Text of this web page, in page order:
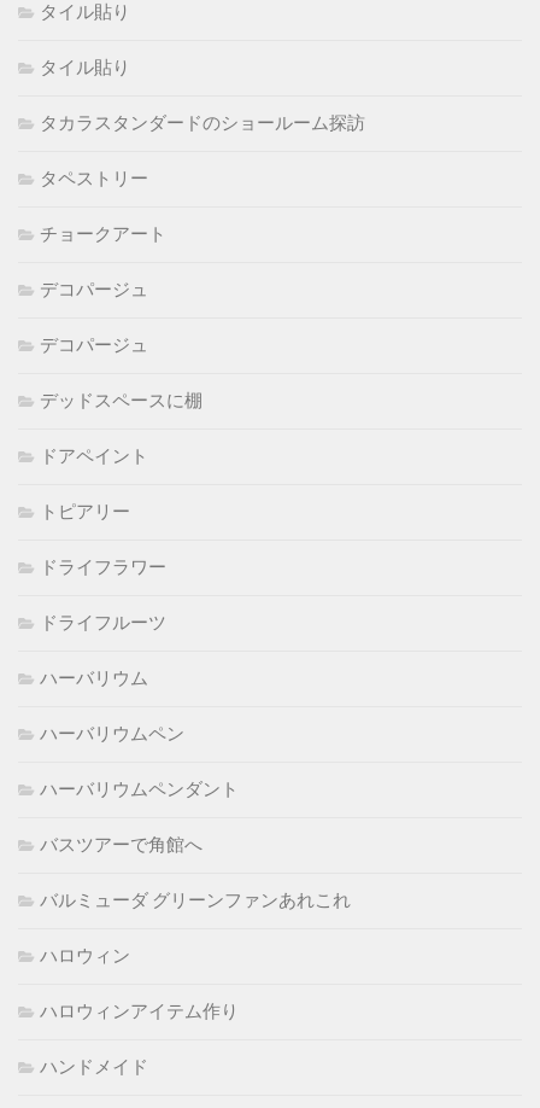
タイル貼り
タイル貼り
タカラスタンダードのショールーム探訪
タペストリー
チョークアート
デコパージュ
デコパージュ
デッドスペースに棚
ドアペイント
トピアリー
ドライフラワー
ドライフルーツ
ハーバリウム
ハーバリウムペン
ハーバリウムペンダント
バスツアーで角館へ
バルミューダ グリーンファンあれこれ
ハロウィン
ハロウィンアイテム作り
ハンドメイド